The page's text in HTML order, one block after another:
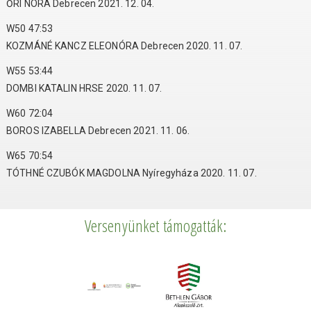
ŐRI NÓRA Debrecen 2021. 12. 04.
W50 47:53
KOZMÁNÉ KANCZ ELEONÓRA Debrecen 2020. 11. 07.
W55 53:44
DOMBI KATALIN HRSE 2020. 11. 07.
W60 72:04
BOROS IZABELLA Debrecen 2021. 11. 06.
W65 70:54
TÓTHNÉ CZUBÓK MAGDOLNA Nyíregyháza 2020. 11. 07.
Versenyünket támogatták: